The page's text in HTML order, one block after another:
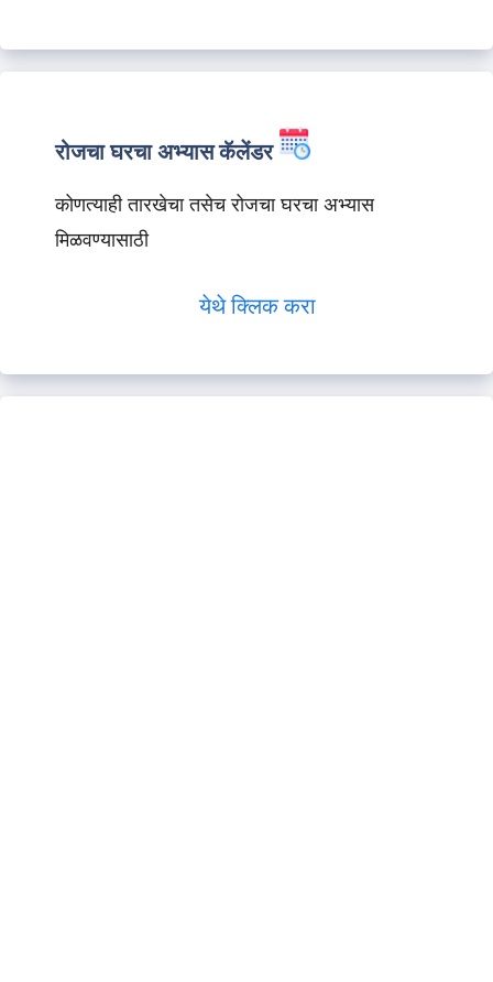
रोजचा घरचा अभ्यास कॅलेंडर
कोणत्याही तारखेचा तसेच रोजचा घरचा अभ्यास
मिळवण्यासाठी
येथे क्लिक करा